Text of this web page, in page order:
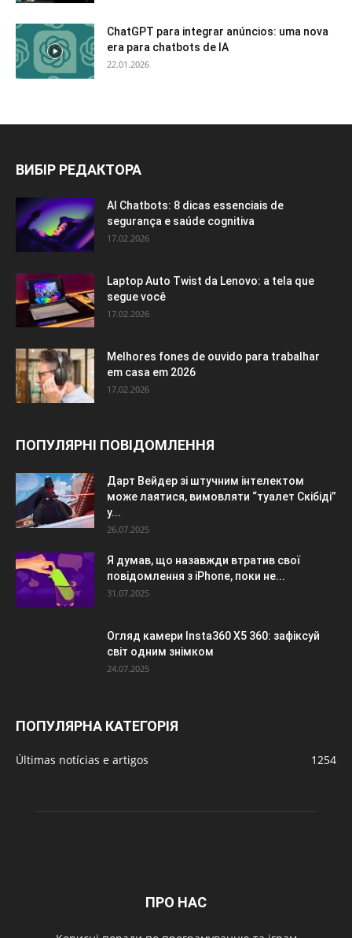
ChatGPT para integrar anúncios: uma nova
era para chatbots de IA
22.01.2026
ВИБІР РЕДАКТОРА
AI Chatbots: 8 dicas essenciais de
segurança e saúde cognitiva
17.02.2026
Laptop Auto Twist da Lenovo: a tela que
segue você
17.02.2026
Melhores fones de ouvido para trabalhar
em casa em 2026
17.02.2026
ПОПУЛЯРНІ ПОВІДОМЛЕННЯ
Дарт Вейдер зі штучним інтелектом
може лаятися, вимовляти “туалет Скібіді”
у...
26.07.2025
Я думав, що назавжди втратив свої
повідомлення з iPhone, поки не...
31.07.2025
Огляд камери Insta360 X5 360: зафіксуй
світ одним знімком
24.07.2025
ПОПУЛЯРНА КАТЕГОРІЯ
Últimas notícias e artigos 1254
ПРО НАС